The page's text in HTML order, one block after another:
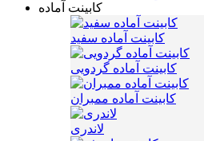
کابینت آماده
کابینت آماده سفید
کابینت آماده گردویی
کابینت آماده ممبران
لاندری